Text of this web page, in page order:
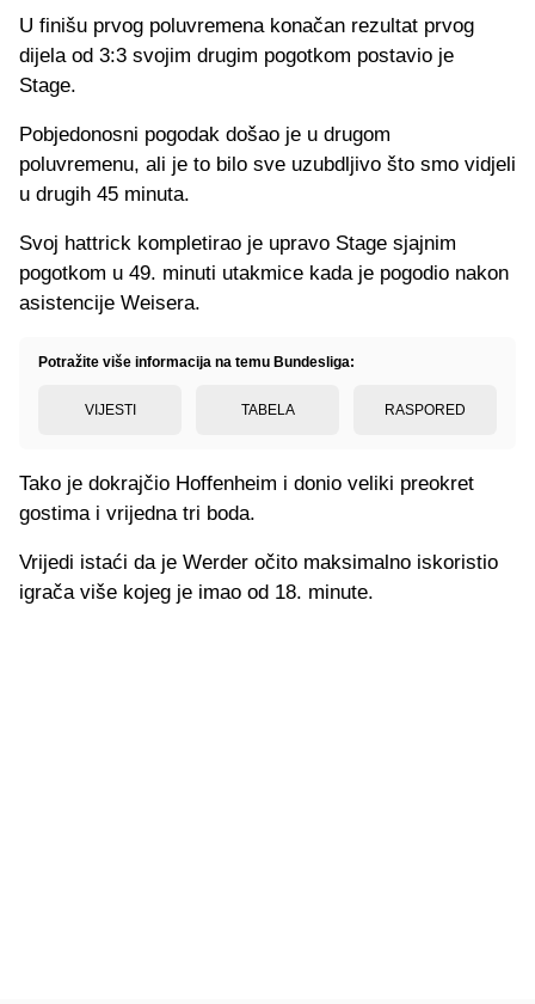
U finišu prvog poluvremena konačan rezultat prvog
dijela od 3:3 svojim drugim pogotkom postavio je
Stage.
Pobjedonosni pogodak došao je u drugom
poluvremenu, ali je to bilo sve uzubdljivo što smo vidjeli
u drugih 45 minuta.
Svoj hattrick kompletirao je upravo Stage sjajnim
pogotkom u 49. minuti utakmice kada je pogodio nakon
asistencije Weisera.
Potražite više informacija na temu Bundesliga:
VIJESTI TABELA RASPORED
Tako je dokrajčio Hoffenheim i donio veliki preokret
gostima i vrijedna tri boda.
Vrijedi istaći da je Werder očito maksimalno iskoristio
igrača više kojeg je imao od 18. minute.